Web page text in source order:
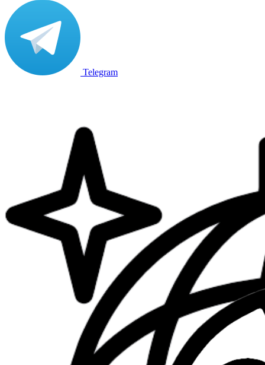
Telegram